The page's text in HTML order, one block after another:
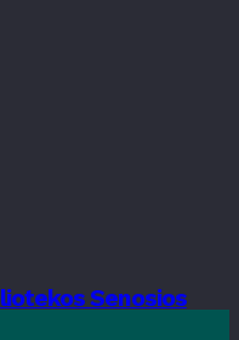
Senosios